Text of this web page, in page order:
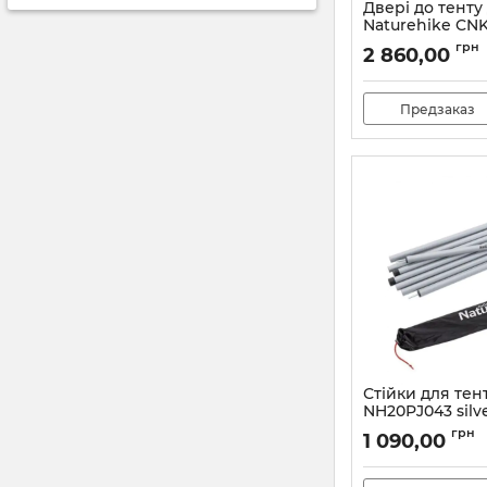
Двері до
Naturehike
300х210см (із
посередині)
Артикул:7_72870
2 860,00 грн
Предзаказ
Стійки для
NH20PJ043
Артикул: 7_60814
1 090,00 грн